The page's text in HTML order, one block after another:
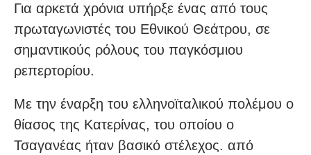
Για αρκετά χρόνια υπήρξε ένας από τους
πρωταγωνιστές του Εθνικού Θεάτρου, σε
σημαντικούς ρόλους του παγκόσμιου
ρεπερτορίου.
Με την έναρξη του ελληνοϊταλικού πολέμου ο
θίασος της Κατερίνας, του οποίου ο
Τσαγανέας ήταν βασικό στέλεχος. από